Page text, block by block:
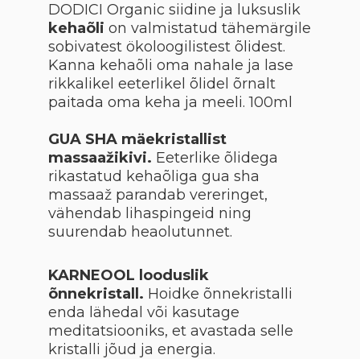
DODICI Organic siidine ja luksuslik
kehaõli on valmistatud tähemärgile
sobivatest ökoloogilistest õlidest.
Kanna kehaõli oma nahale ja lase
rikkalikel eeterlikel õlidel õrnalt
paitada oma keha ja meeli. 100ml
GUA SHA mäekristallist
massaažikivi. Eeterlike õlidega
rikastatud kehaõliga gua sha
massaaž parandab vereringet,
vähendab lihaspingeid ning
suurendab heaolutunnet.
KARNEOOL looduslik
õnnekristall. Hoidke õnnekristalli
enda lähedal või kasutage
meditatsiooniks, et avastada selle
kristalli jõud ja energia.